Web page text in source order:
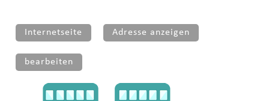
Internetseite Adresse anzeigen
bearbeiten